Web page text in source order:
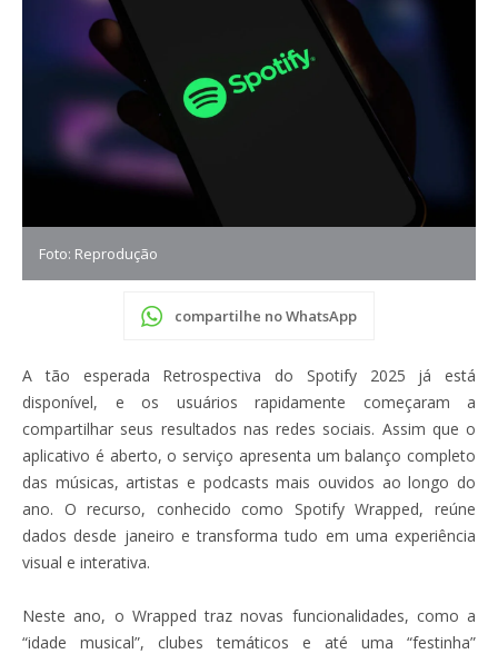
Foto: Reprodução
compartilhe no WhatsApp
A tão esperada Retrospectiva do Spotify 2025 já está
disponível, e os usuários rapidamente começaram a
compartilhar seus resultados nas redes sociais. Assim que o
aplicativo é aberto, o serviço apresenta um balanço completo
das músicas, artistas e podcasts mais ouvidos ao longo do
ano. O recurso, conhecido como Spotify Wrapped, reúne
dados desde janeiro e transforma tudo em uma experiência
visual e interativa.
Neste ano, o Wrapped traz novas funcionalidades, como a
“idade musical”, clubes temáticos e até uma “festinha”